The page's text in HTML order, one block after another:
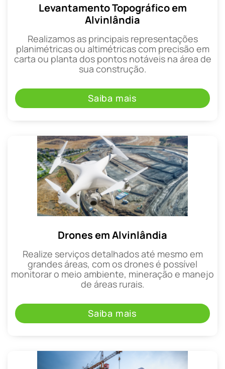
Levantamento Topográfico em
Alvinlândia
Realizamos as principais representações
planimétricas ou altimétricas com precisão em
carta ou planta dos pontos notáveis na área de
sua construção.
Saiba mais
Drones em Alvinlândia
Realize serviços detalhados até mesmo em
grandes áreas, com os drones é possível
monitorar o meio ambiente, mineração e manejo
de áreas rurais.
Saiba mais